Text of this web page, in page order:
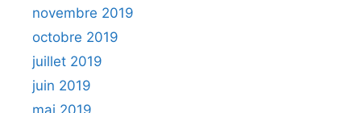
novembre 2019
octobre 2019
juillet 2019
juin 2019